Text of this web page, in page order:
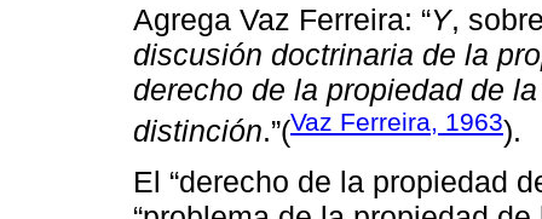
Agrega Vaz Ferreira: “Y,
discusión doctrinaria de la
derecho de la propiedad de
distinción.”(Vaz Ferreira, 1963).
El “derecho de la propiedad